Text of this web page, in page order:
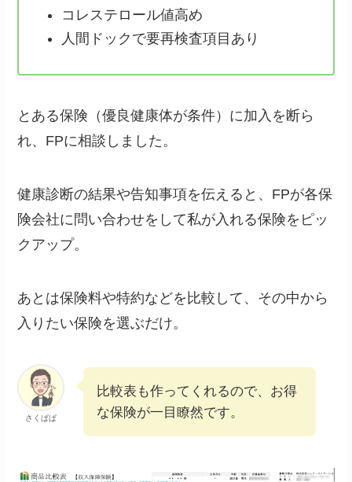
コレステロール値高め
人間ドックで要再検査項目あり
とある保険（優良健康体が条件）に加入を断ら
れ、FPに相談しました。
健康診断の結果や告知事項を伝えると、FPが各保
険会社に問い合わせをして私が入れる保険をピッ
クアップ。
あとは保険料や特約などを比較して、その中から
入りたい保険を選ぶだけ。
さくぱぱ
比較表も作ってくれるので、お得
な保険が一目瞭然です。